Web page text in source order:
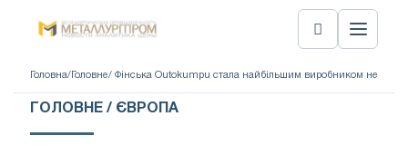
Головна/ Головне/ Фінська Outokumpu стала найбільшим виробником
ГОЛОВНЕ / ЄВРОПА